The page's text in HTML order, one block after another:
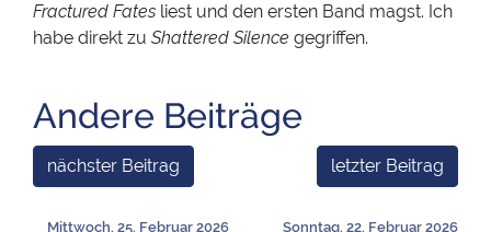
Fractured Fates liest und den ersten Band magst. Ich
habe direkt zu Shattered Silence gegriffen.
Andere Beiträge
nächster Beitrag
Mittwoch, 25. Februar 2026
letzter Beitrag
Sonntag, 22. Februar 2026